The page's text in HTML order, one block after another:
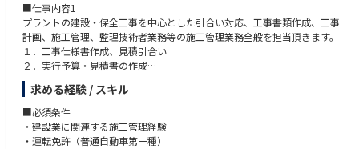
■仕事内容1
プラントの建設・保全工事を中心とした引合い対応、工事書類作成、工事
計画、施工管理、監理技術者業務等の施工管理業務全般を担当頂きます。
１．工事仕様書作成、見積引合い
２．実行予算・見積書の作成
３．工事計画書・施工要領書の作成
４．施工管理、監理技術者業務
５．工事報告書作成、検収処理 など
※近隣への出張の可能性があります。
求める経験 / スキル
■必須条件
・建設業に関連する施工管理経験
・運転免許（普通自動車第一種）